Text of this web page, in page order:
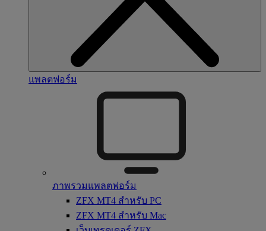
แพลตฟอร์ม
ภาพรวมแพลตฟอร์ม
ZFX MT4 สำหรับ PC
ZFX MT4 สำหรับ Mac